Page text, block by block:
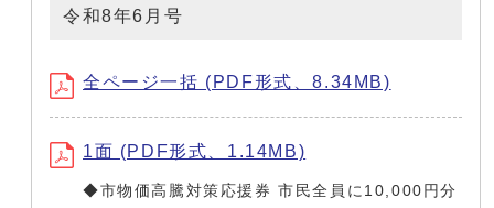
令和8年6月号
全ページ一括 (PDF形式、8.34MB)
1面 (PDF形式、1.14MB)
◆市物価高騰対策応援券 市民全員に10,000円分